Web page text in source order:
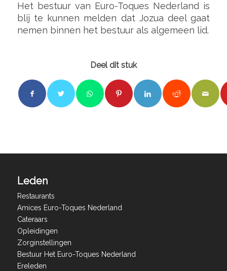
Het bestuur van Euro-Toques Nederland is
blij te kunnen melden dat Jozua deel gaat
nemen binnen het bestuur als algemeen lid.
Deel dit stuk
Leden
Restaurants
Amices Euro-Toques Nederland
Cateraars
Opleidingen
Zorginstellingen
Bestuur Het Euro-Toques Nederland
Ereleden